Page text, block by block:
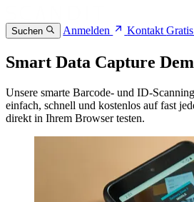
Suchen Anmelden Kontakt
Smart Data Capture
Unsere smarte Barcode- und ID-
einfach, schnell und kostenlos auf fast
direkt in Ihrem Browser testen.